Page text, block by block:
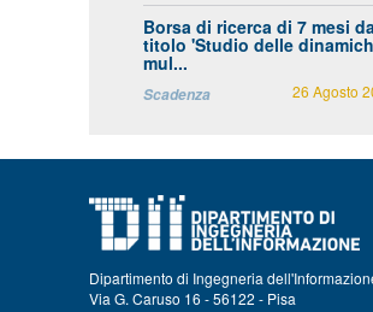
Borsa di ricerca di 7 mesi
titolo 'Studio delle
mul...
Scadenza 26 Agosto
Dipartimento di Ingegneria
Via G. Caruso 16 - 56122 - Pisa